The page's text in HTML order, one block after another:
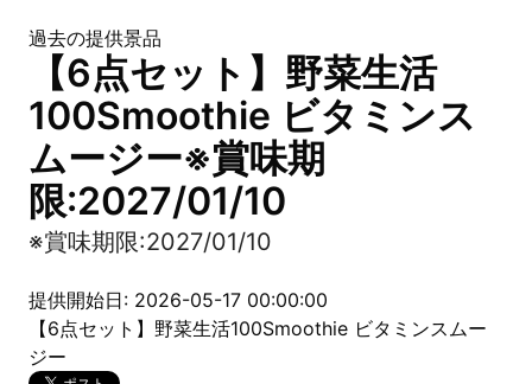
過去の提供景品
【6点セット】野菜生活
100Smoothie ビタミンス
ムージー※賞味期
限:2027/01/10
※賞味期限:2027/01/10
提供開始日: 2026-05-17 00:00:00
【6点セット】野菜生活100Smoothie ビタミンスムー
ジー